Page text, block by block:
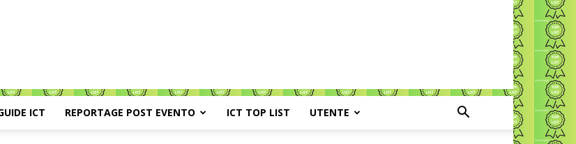
ICT REPORTAGE POST EVENTO ICT TOP LIST UTENTE